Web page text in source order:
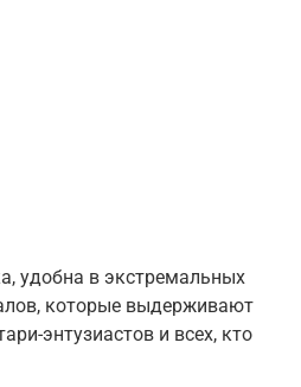
удобна в экстремальных
которые выдерживают
энтузиастов и всех, кто